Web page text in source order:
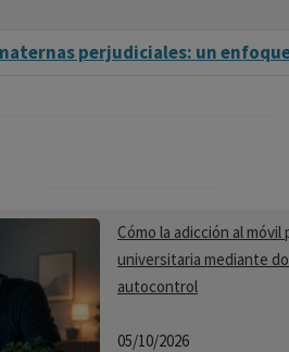
perjudiciales: un
Cómo la adicción al
universitaria mediante
autocontrol
05/10/2026